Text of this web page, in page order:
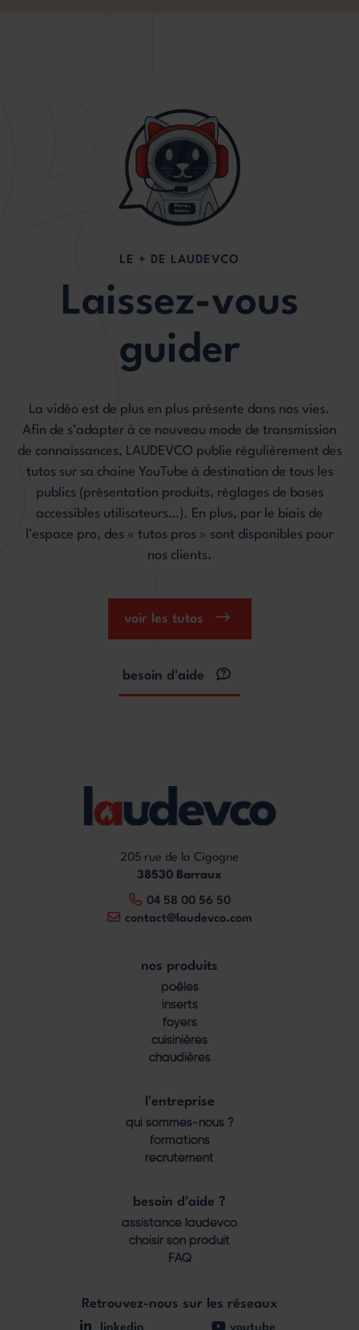
LE + DE LAUDEVCO
Laissez-vous
guider
La vidéo est de plus en plus présente dans nos vies.
Afin de s’adapter à ce nouveau mode de transmission
de connaissances, LAUDEVCO publie régulièrement des
tutos sur sa chaine YouTube à destination de tous les
publics (présentation produits, réglages de bases
accessibles utilisateurs…). En plus, par le biais de
l’espace pro, des « tutos pros » sont disponibles pour
nos clients.
voir les tutos
besoin d'aide
205 rue de la Cigogne
38530 Barraux
04 58 00 56 50
contact@laudevco.com
nos produits
poêles
inserts
foyers
cuisinières
chaudières
l'entreprise
qui sommes-nous ?
formations
recrutement
besoin d'aide ?
assistance laudevco
choisir son produit
FAQ
Retrouvez-nous sur les réseaux